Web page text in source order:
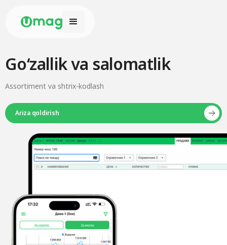
Goʻzallik va salomatlik
Assortiment va shtrix-kodlash
Ariza qoldirish